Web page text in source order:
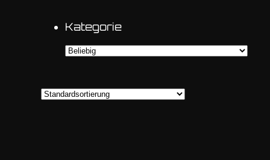
Kategorie